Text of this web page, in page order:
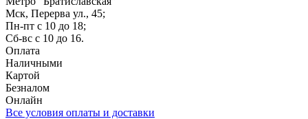
Мск, Перерва ул., 45;
Пн-пт с 10 до 18;
Сб-вс с 10 до 16.
Оплата
Наличными
Картой
Безналом
Онлайн
Все условия оплаты и доставки